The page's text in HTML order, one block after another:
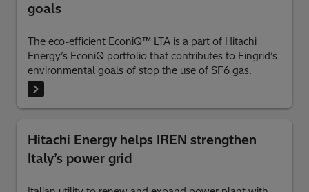
goals
The eco-efficient EconiQ™ LTA is a part of Hitachi
Energy’s EconiQ portfolio that contributes to Fingrid’s
environmental goals of stop the use of SF6 gas.
Hitachi Energy helps IREN strengthen
Italy’s power grid